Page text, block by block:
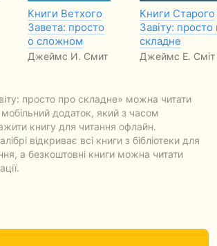
Книги Ветхого
Завета: просто
о сложном
Джеймс И. Смит
Книги Старого
Завіту: просто
складне
Джеймс Е. Сміт
просто про складне» можна читати
додаток, який з часом
книгу для читання офлайн.
відкриває всі книги з бібліотеки для
а безкоштовні книги можна читати